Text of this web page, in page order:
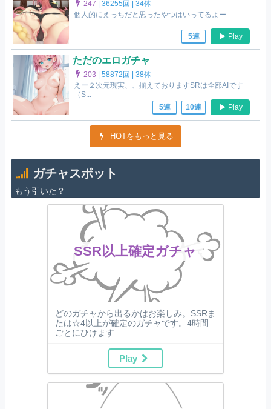
247 |36255回 |34体
個人的にえっちだと思ったやつはいってるよー
5連 Play
ただのエロガチャ
203 |58872回 |38体
えー２次元現実、、揃えておりますSRは全部AIです
（S...
5連
10連 Play
HOTをもっと見る
ガチャスポット
もう引いた？
SSR以上確定ガチャ
どのガチャから出るかはお楽しみ。SSRま
たは☆4以上が確定のガチャです。4時間
ごとにひけます
Play